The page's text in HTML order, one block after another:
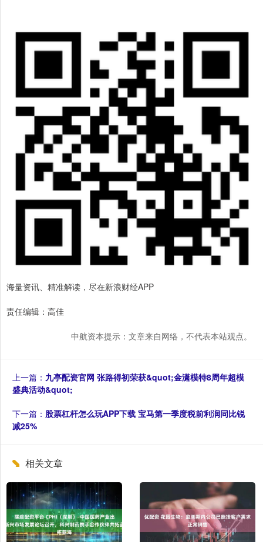
海量资讯、精准解读，尽在新浪财经APP
责任编辑：高佳
中航资本提示：文章来自网络，不代表本站观点。
上一篇： 九亭配资官网 张路得初荣获&quot;金潇模特8周年超模
盛典活动&quot;
下一篇： 股票杠杆怎么玩APP下载 宝马第一季度税前利润同比锐
减25%
相关文章